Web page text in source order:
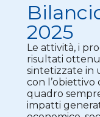
2025
Le attività, i
risultati
sintetizzate in
con
quadro
impatti